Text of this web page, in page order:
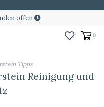
offen
0
Tipps
Reinigung und